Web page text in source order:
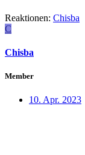
Reaktionen: Chisba
C
Chisba
Member
10. Apr. 2023